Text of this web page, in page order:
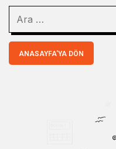
ANASAYFA'YA DÖN